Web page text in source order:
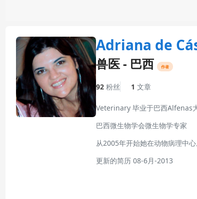
Adriana de
兽医 - 巴西 作者
92粉丝 1 文章
Veterinary 毕业于巴西Alfenas
巴西微生物学会微生物学专家
从2005年开始她在动物病理中
更新的简历 08-6月-2013